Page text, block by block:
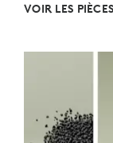
VOIR LES